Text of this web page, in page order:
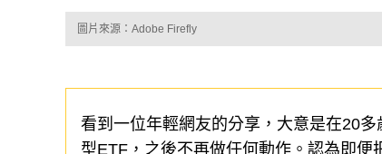
圖片來源：Adobe Firefly
看到一位年輕網友的分享，大意是在20
型ETF，之後不再做任何動作。認為即